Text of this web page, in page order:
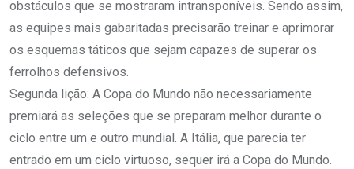
obstáculos que se mostraram intransponíveis. Sendo assim,
as equipes mais gabaritadas precisarão treinar e aprimorar
os esquemas táticos que sejam capazes de superar os
ferrolhos defensivos.
Segunda lição: A Copa do Mundo não necessariamente
premiará as seleções que se preparam melhor durante o
ciclo entre um e outro mundial. A Itália, que parecia ter
entrado em um ciclo virtuoso, sequer irá a Copa do Mundo.